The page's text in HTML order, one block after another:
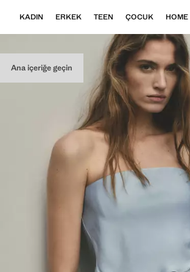
Ana içeriğe geçin
KADIN ERKEK TEEN ÇOCUK HOME